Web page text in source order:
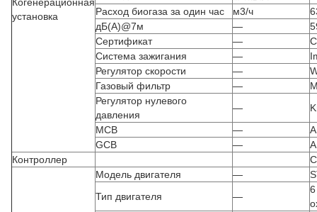
установка
Расход биогаза за один час
м3/ч
дБ(А)@7м
—
Сертификат
—
Система зажигания
—
Регулятор скорости
—
Газовый фильтр
—
Регулятор нулевого
давления
—
MCB
—
GCB
—
Контроллер
Модель двигателя —
Тип двигателя
—